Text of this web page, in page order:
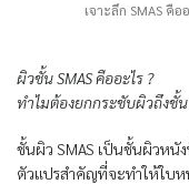
เจาะลึก SMAS คื
ผิวชั้น SMAS คืออะไร ?
ทำไมต้องยกกระชับผิวถึงชั้น
ชั้นผิว SMAS เป็นชั้นผิวหนั
ตัวแปรสำคัญที่จะทำให้ใบห